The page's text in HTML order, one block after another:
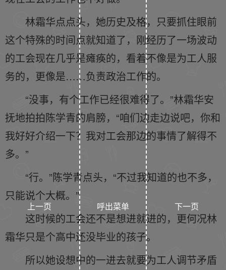
林霜华点点头，她历史及格，只要抓住眼前
这个特殊的时间点就知道了，刚经历了一场波动
的工会现在几乎是瘫痪的，看着不像是为工人服
务的，更像是……负责政治工作的。
“没事，有个工作已经很难得了。”林霜华安
抚地拍拍陈学青的肩膀，“咱们边走边说吧，你和
我好好介绍一下？我对工会那边的事情了解得不
多。”
“行。”陈学青点头，“不过我知道的也不多，
只能说个大概。”
这时候的工会还不是想进就进的，更何况林
霜华只是个高中还没毕业的孩子。
所以她设想中的一进去就要为工人调节矛盾
上一页 下一页
呼出菜单